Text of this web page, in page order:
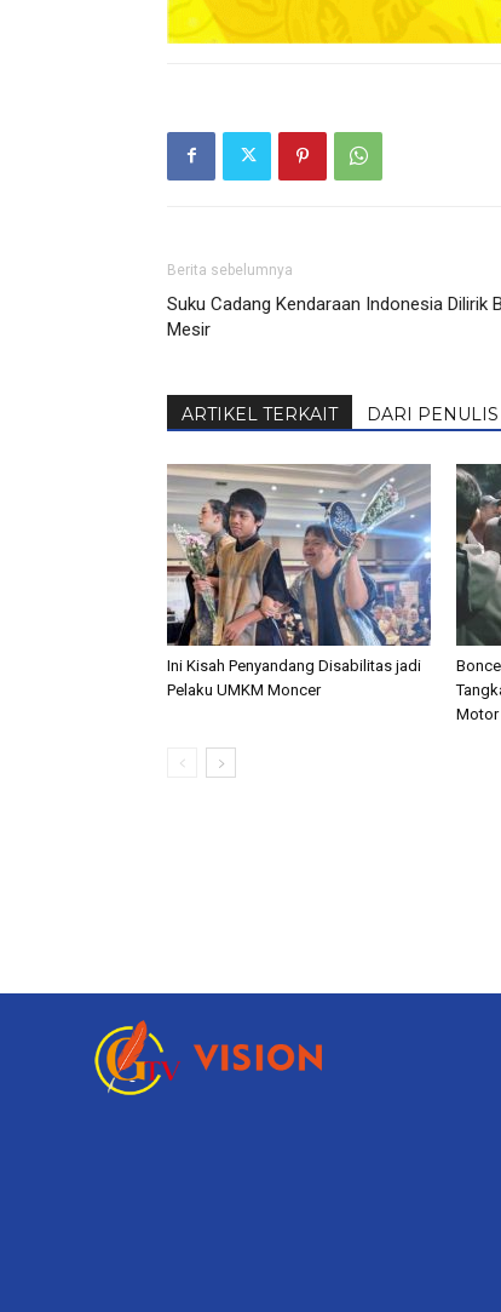
Berita sebelumnya
Suku Cadang Kendaraan Indonesia Dilirik
Mesir
ARTIKEL TERKAIT DARI PENULIS
Ini Kisah Penyandang Disabilitas jadi
Pelaku UMKM Moncer
Motor